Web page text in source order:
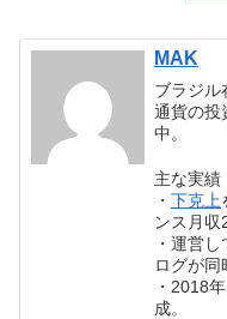
MAK
ブラジル
通貨の投
中。
主な実績
・下克上
ンス月収
・運営
ログが同
・2018
成。